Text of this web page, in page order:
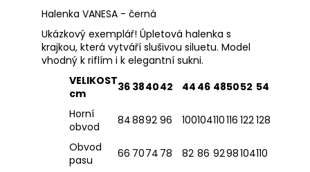
Halenka VANESA - černá
Ukázkový exemplář! Úpletová halenka s
krajkou, která vytváří slušivou siluetu. Model
vhodný k riflím i k elegantní sukni.
VELIKOST
cm
36 384042 44 46 485052 54
Horní
obvod
848892 96 100104110116 122128
Obvod
pasu
66 7074 78 82 86 9298104110